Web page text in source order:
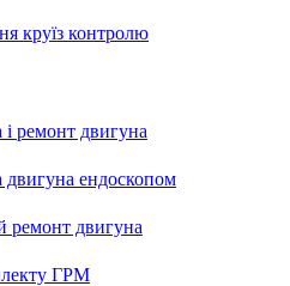
круїз контролю
і ремонт двигуна
двигуна ендоскопом
ремонт двигуна
ГРМ